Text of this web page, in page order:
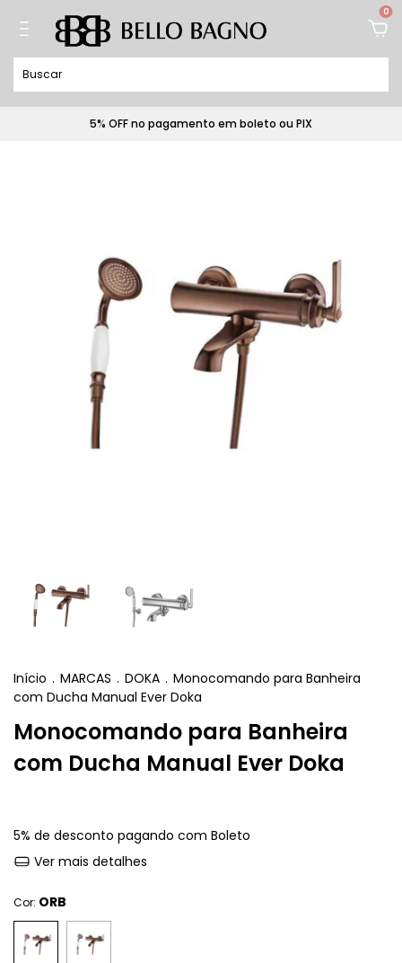
0
5% OFF no pagamento em boleto ou PIX
Início . MARCAS . DOKA . Monocomando para Banheira
com Ducha Manual Ever Doka
Monocomando para Banheira
com Ducha Manual Ever Doka
5% de desconto pagando com Boleto
Ver mais detalhes
Cor: ORB